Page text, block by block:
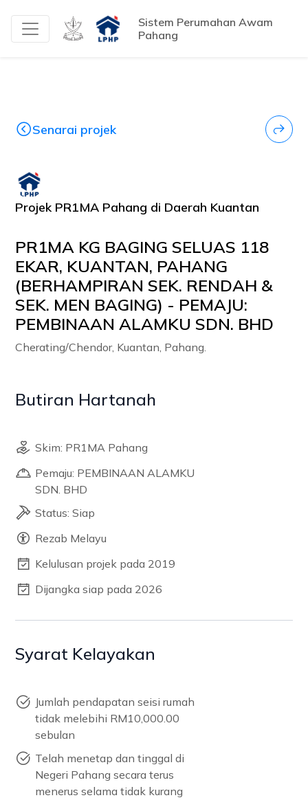
Sistem Perumahan Awam
Pahang
Senarai projek
Projek PR1MA Pahang di Daerah Kuantan
PR1MA KG BAGING SELUAS 118
EKAR, KUANTAN, PAHANG
(BERHAMPIRAN SEK. RENDAH &
SEK. MEN BAGING) - PEMAJU:
PEMBINAAN ALAMKU SDN. BHD
Cherating/Chendor, Kuantan, Pahang.
Butiran Hartanah
Skim: PR1MA Pahang
Pemaju: PEMBINAAN ALAMKU
SDN. BHD
Status: Siap
Rezab Melayu
Kelulusan projek pada 2019
Dijangka siap pada 2026
Syarat Kelayakan
Jumlah pendapatan seisi rumah
tidak melebihi RM10,000.00
sebulan
Telah menetap dan tinggal di
Negeri Pahang secara terus
menerus selama tidak kurang